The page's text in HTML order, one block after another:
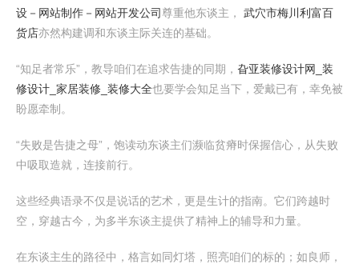
设－网站制作－网站开发公司尊重他东谈主， 武穴市梅川利富百
货店亦然构建调和东谈主际关连的基础。
“知足者常乐”，教导咱们在追求告捷的同期， 旮亚装修设计网_装
修设计_家居装修_装修大全也要学会知足当下，爱戴已有，幸免被
盼愿牵制。
“失败是告捷之母”，饱读动东谈主们濒临贫瘠时保握信心，从失败
中吸取造就，连接前行。
这些经典语录不仅是说话的艺术，更是生计的指南。它们跨越时
空，穿越古今，为多半东谈主提供了精神上的辅导和力量。
在东谈主生的路径中，格言如同灯塔，照亮咱们的标的；如良师，